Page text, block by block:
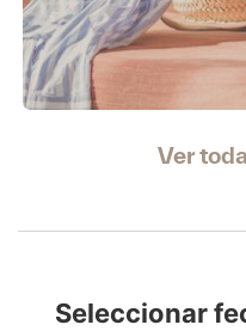
Ver
Seleccionar